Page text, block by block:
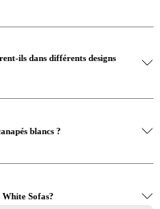
ils dans différents designs
blancs ?
Sofas?